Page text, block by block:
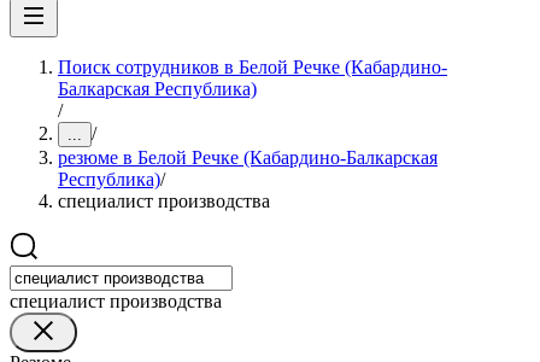
Поиск сотрудников в Белой Речке (Кабардино-
Балкарская Республика)
/
... /
резюме в Белой Речке (Кабардино-Балкарская
Республика)/
специалист производства
специалист производства